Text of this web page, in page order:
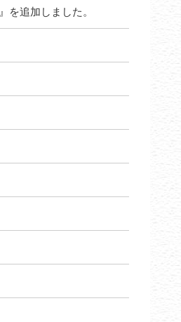
追加しました。